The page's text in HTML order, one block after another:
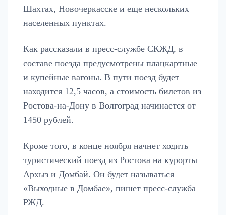
Шахтах, Новочеркасске и еще нескольких
населенных пунктах.
Как рассказали в пресс-службе СКЖД, в
составе поезда предусмотрены плацкартные
и купейные вагоны. В пути поезд будет
находится 12,5 часов, а стоимость билетов из
Ростова-на-Дону в Волгоград начинается от
1450 рублей.
Кроме того, в конце ноября начнет ходить
туристический поезд из Ростова на курорты
Архыз и Домбай. Он будет называться
«Выходные в Домбае», пишет пресс-служба
РЖД.